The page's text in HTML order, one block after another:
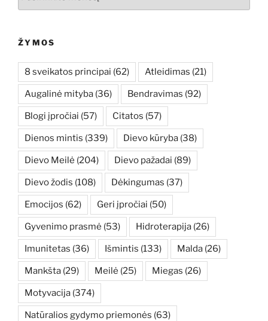
ŽYMOS
8 sveikatos principai (62) Atleidimas (21)
Augalinė mityba (36) Bendravimas (92)
Blogi įpročiai (57) Citatos (57)
Dienos mintis (339) Dievo kūryba (38)
Dievo Meilė (204) Dievo pažadai (89)
Dievo žodis (108) Dėkingumas (37)
Emocijos (62) Geri įpročiai (50)
Gyvenimo prasmė (53) Hidroterapija (26)
Imunitetas (36) Išmintis (133) Malda (26)
Mankšta (29) Meilė (25) Miegas (26)
Motyvacija (374)
Natūralios gydymo priemonės (63)